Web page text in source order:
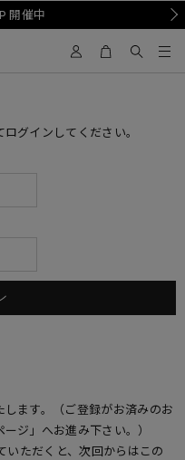
開催中
グインしてください。
ます。（ご登録がお済みのお
ジ」へお進み下さい。）
いただくと、次回からはこの